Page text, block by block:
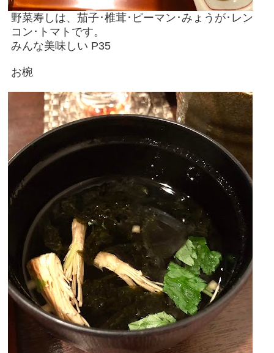
野菜寿しは、茄子･椎茸･ピーマン･みょうが･レン
コン･トマトです。
みんな美味しい P35
お椀